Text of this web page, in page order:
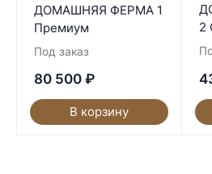
ДОМАШНЯЯ ФЕРМА 1
Премиум
Под заказ
80 500 ₽
В корзину
2